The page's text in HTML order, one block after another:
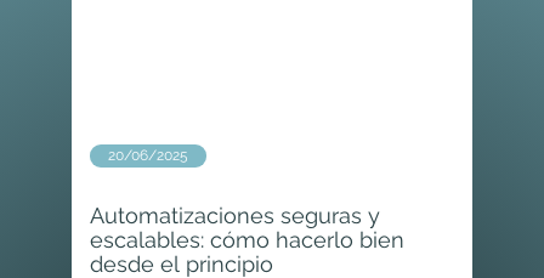
Automatizaciones seguras y
escalables: cómo hacerlo bien
desde el principio
20/06/2025